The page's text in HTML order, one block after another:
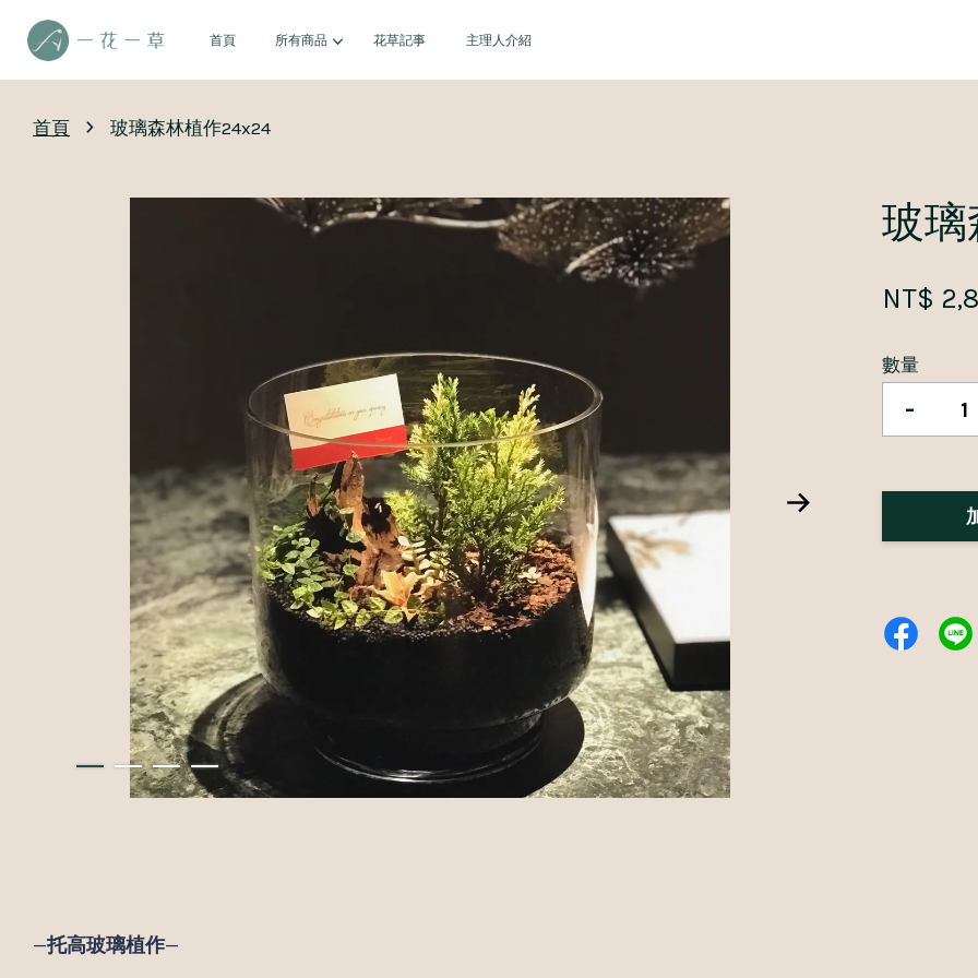
首頁 所有商品 花草記事 主理人介紹
首頁 › 玻璃森林植作24x24
玻
NT$
數量
-
—托高玻璃植作—